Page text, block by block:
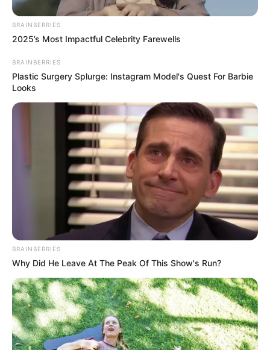
BRAINBERRIES
2025’s Most Impactful Celebrity Farewells
BRAINBERRIES
Plastic Surgery Splurge: Instagram Model's Quest For Barbie
Looks
BRAINBERRIES
Why Did He Leave At The Peak Of This Show's Run?